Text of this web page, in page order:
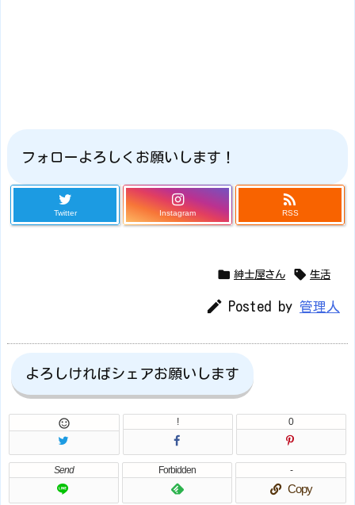
フォローよろしくお願いします！
Twitter Instagram

RSS
 紳士屋さん  生活
 Posted by 管理人
よろしければシェアお願いします
 ! 0
Send Forbidden
Copy
-